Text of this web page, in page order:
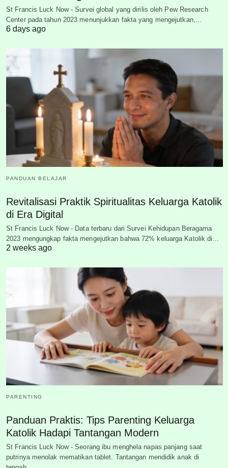
St Francis Luck Now - Survei global yang dirilis oleh Pew Research
Center pada tahun 2023 menunjukkan fakta yang mengejutkan,…
6 days ago
PANDUAN BELAJAR
Revitalisasi Praktik Spiritualitas Keluarga Katolik
di Era Digital
St Francis Luck Now - Data terbaru dari Survei Kehidupan Beragama
2023 mengungkap fakta mengejutkan bahwa 72% keluarga Katolik di…
2 weeks ago
PARENTING
Panduan Praktis: Tips Parenting Keluarga
Katolik Hadapi Tantangan Modern
St Francis Luck Now - Seorang ibu menghela napas panjang saat
putrinya menolak mematikan tablet. Tantangan mendidik anak di